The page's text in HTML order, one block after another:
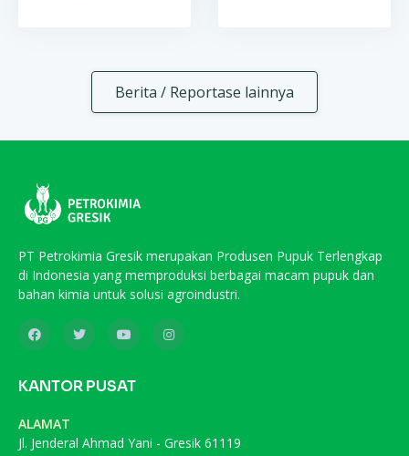
Berita / Reportase lainnya
PT Petrokimia Gresik merupakan Produsen Pupuk Terlengkap
di Indonesia yang memproduksi berbagai macam pupuk dan
bahan kimia untuk solusi agroindustri.
KANTOR PUSAT
ALAMAT
Jl. Jenderal Ahmad Yani - Gresik 61119